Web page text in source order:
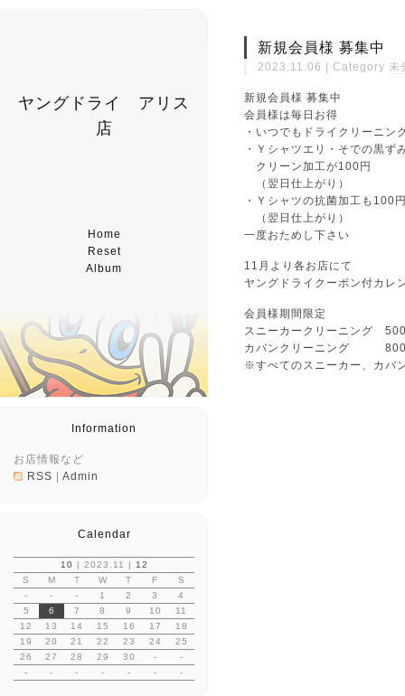
ヤングドライ アリス
店
Home
Reset
Album
新規会員様 募集中
2023.11.06 | Category 未
新規会員様 募集中
会員様は毎日お得
・いつでもドライクリーニン
・Ｙシャツエリ・そでの黒ず
クリーン加工が100円
（翌日仕上がり）
・Ｙシャツの抗菌加工も100
（翌日仕上がり）
一度おためし下さい
11月より各お店にて
ヤングドライクーポン付カレ
会員様期間限定
スニーカークリーニング
カバンクリーニング 800
※すべてのスニーカー、カバ
Information
お店情報など
RSS
Admin
Calendar
10 | 2023.11 |
12
S
M T W T F
S
-
- - 1 2 3
4
5
6 7 8 9 10
11
12
13 14 15 16 17
18
19
20 21 22 23 24
25
26
27 28 29 30 -
-
-
- - - - - -